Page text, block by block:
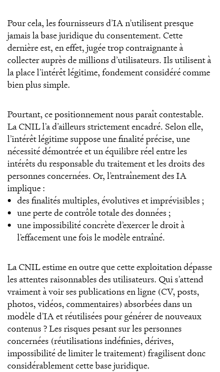
Pour cela, les fournisseurs d’IA n’utilisent presque
jamais la base juridique du consentement. Cette
dernière est, en effet, jugée trop contraignante à
collecter auprès de millions d’utilisateurs. Ils utilisent à
la place l’intérêt légitime, fondement considéré comme
bien plus simple.
Pourtant, ce positionnement nous paraît contestable.
La CNIL l’a d’ailleurs strictement encadré. Selon elle,
l’intérêt légitime suppose une finalité précise, une
nécessité démontrée et un équilibre réel entre les
intérêts du responsable du traitement et les droits des
personnes concernées. Or, l’entraînement des IA
implique :
des finalités multiples, évolutives et imprévisibles ;
une perte de contrôle totale des données ;
une impossibilité concrète d’exercer le droit à
l’effacement une fois le modèle entraîné.
La CNIL estime en outre que cette exploitation dépasse
les attentes raisonnables des utilisateurs. Qui s’attend
vraiment à voir ses publications en ligne (CV, posts,
photos, vidéos, commentaires) absorbées dans un
modèle d’IA et réutilisées pour générer de nouveaux
contenus ? Les risques pesant sur les personnes
concernées (réutilisations indéfinies, dérives,
impossibilité de limiter le traitement) fragilisent donc
considérablement cette base juridique.